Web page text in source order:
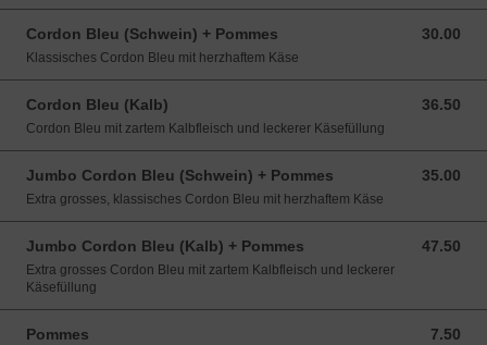
Cordon Bleu (Schwein) + Pommes 30.00
30.00 CHF
Klassisches Cordon Bleu mit herzhaftem Käse
Cordon Bleu (Kalb) 36.50
36.50 CHF
Cordon Bleu mit zartem Kalbfleisch und leckerer Käsefüllung
Jumbo Cordon Bleu (Schwein) + Pommes 35.00
35.00 CHF
Extra grosses, klassisches Cordon Bleu mit herzhaftem Käse
Jumbo Cordon Bleu (Kalb) + Pommes 47.50
47.50 CHF
Extra grosses Cordon Bleu mit zartem Kalbfleisch und leckerer
Käsefüllung
Pommes 7.50
7.50 CHF